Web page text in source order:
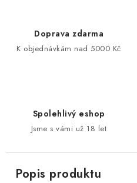
Doprava zdarma
K objednávkám nad 5000 Kč
Spolehlivý eshop
Jsme s vámi už 18 let
Popis produktu